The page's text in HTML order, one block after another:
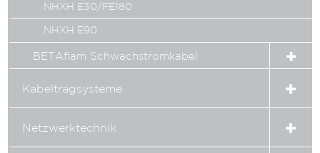
NHXH E30/FE180
NHXH E90
BETAflam Schwachstromkabel
child
menu
Kabeltragsysteme
Netzwerktechnik